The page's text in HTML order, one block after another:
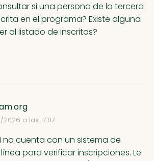
si una persona de la tercera
en el programa? Existe alguna
al listado de inscritos?
a las 17:07
no cuenta con un sistema de
para verificar inscripciones. Le